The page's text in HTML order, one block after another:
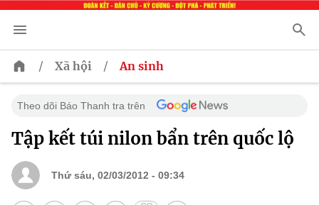
/ Xã hội / An sinh
Theo dõi Báo Thanh tra trên
Tập kết túi nilon bẩn trên quốc lộ
Thứ sáu, 02/03/2012 - 09:34